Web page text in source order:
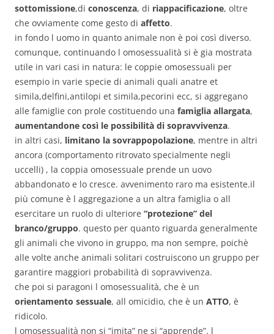
sottomissione,di conoscenza, di riappacificazione, oltre
che ovviamente come gesto di affetto.
in fondo l uomo in quanto animale non è poi così diverso.
comunque, continuando l omosessualità si è gia mostrata
utile in vari casi in natura: le coppie omosessuali per
esempio in varie specie di animali quali anatre et
simila,delfini,antilopi et simila,pecorini ecc, si aggregano
alle famiglie con prole costituendo una famiglia allargata,
aumentandone così le possibilità di sopravvivenza.
in altri casi, limitano la sovrappopolazione, mentre in altri
ancora (comportamento ritrovato specialmente negli
uccelli) , la coppia omosessuale prende un uovo
abbandonato e lo cresce. avvenimento raro ma esistente.il
più comune è l aggregazione a un altra famiglia o all
esercitare un ruolo di ulteriore “protezione” del
branco/gruppo. questo per quanto riguarda generalmente
gli animali che vivono in gruppo, ma non sempre, poichè
alle volte anche animali solitari costruiscono un gruppo per
garantire maggiori probabilità di sopravvivenza.
che poi si paragoni l omosessualità, che è un
orientamento sessuale, all omicidio, che è un ATTO, è
ridicolo.
l omosessualità non si “imita” ne si “apprende”. l